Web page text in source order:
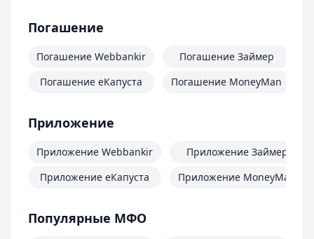
Погашение
Погашение Webbankir
Погашение еКапуста
Погашение Займер
Погашение MoneyMan
Приложение
Приложение Webbankir
Приложение еКапуста
Приложение Займер
Приложение MoneyMan
Популярные МФО